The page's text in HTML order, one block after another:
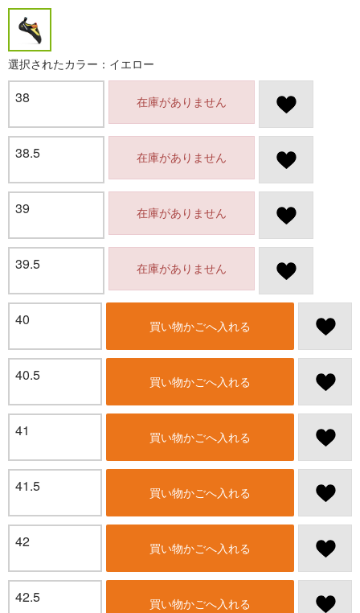
選択されたカラー：イエロー
38 在庫がありません
38.5 在庫がありません
39 在庫がありません
39.5 在庫がありません
40 買い物かごへ入れる
40.5 買い物かごへ入れる
41 買い物かごへ入れる
41.5 買い物かごへ入れる
42 買い物かごへ入れる
42.5 買い物かごへ入れる